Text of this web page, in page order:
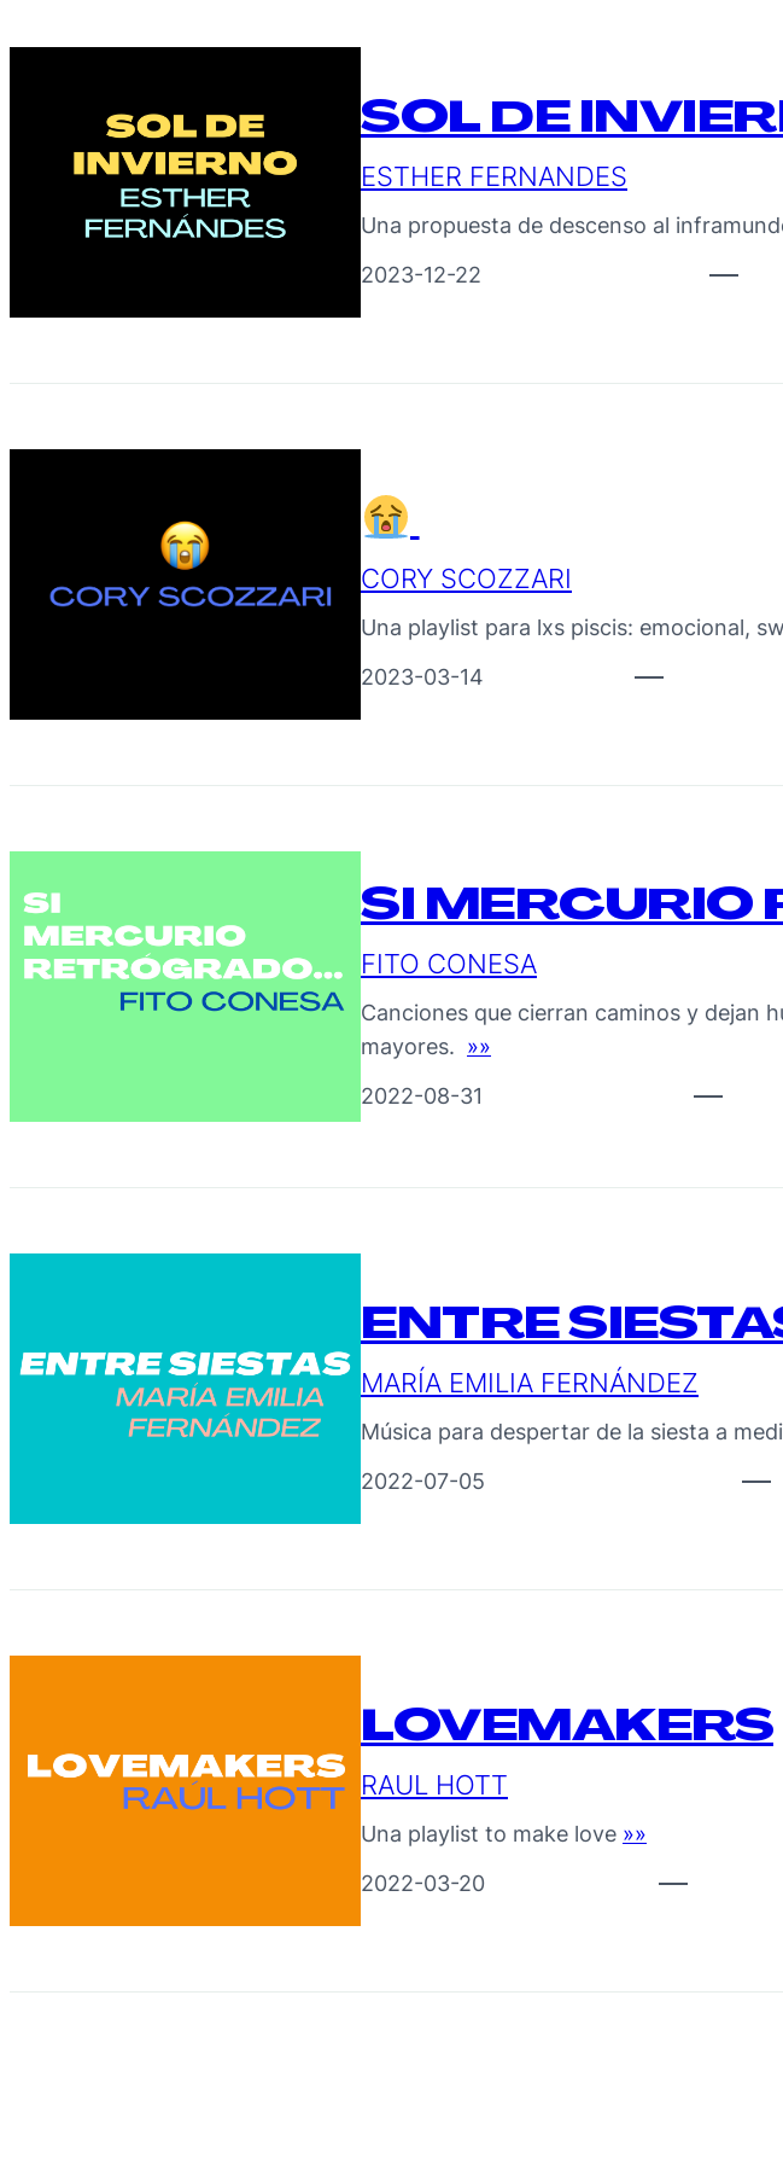
SOL DE
ESTHER FERNANDES
Una propuesta de descenso al
2023-12-22
CORY SCOZZARI
Una playlist para lxs piscis: emocional,
2023-03-14
SI MERCURIO
FITO CONESA
Canciones que cierran caminos y dejan
mayores. »»
2022-08-31
ENTRE
MARÍA EMILIA FERNÁNDEZ
Música para despertar de la siesta a
2022-07-05
LOVEMAKERS
RAUL HOTT
Una playlist to make love »»
2022-03-20